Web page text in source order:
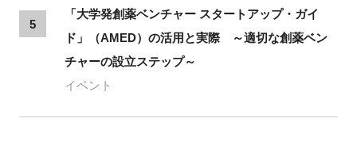
5
「大学発創薬ベンチャー スタートアップ・ガイ
ド」（AMED）の活用と実際 ～適切な創薬ベン
チャーの設立ステップ～
イベント